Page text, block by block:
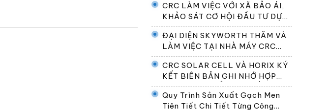
CRC LÀM VIỆC VỚI XÃ BẢO ÁI,
KHẢO SÁT CƠ HỘI ĐẦU TƯ DỰ
ÁN ĐIỆN NĂNG LƯỢNG MẶT
TRỜI
ĐẠI DIỆN SKYWORTH THĂM VÀ
LÀM VIỆC TẠI NHÀ MÁY CRC
SOLAR CELL
CRC SOLAR CELL VÀ HORIX KÝ
KẾT BIÊN BẢN GHI NHỚ HỢP
TÁC PHÁT TRIỂN HỆ THỐNG
ĐỔI PIN TẠI VIỆT NAM
Quy Trình Sản Xuất Gạch Men
Tiên Tiết Chi Tiết Từng Công